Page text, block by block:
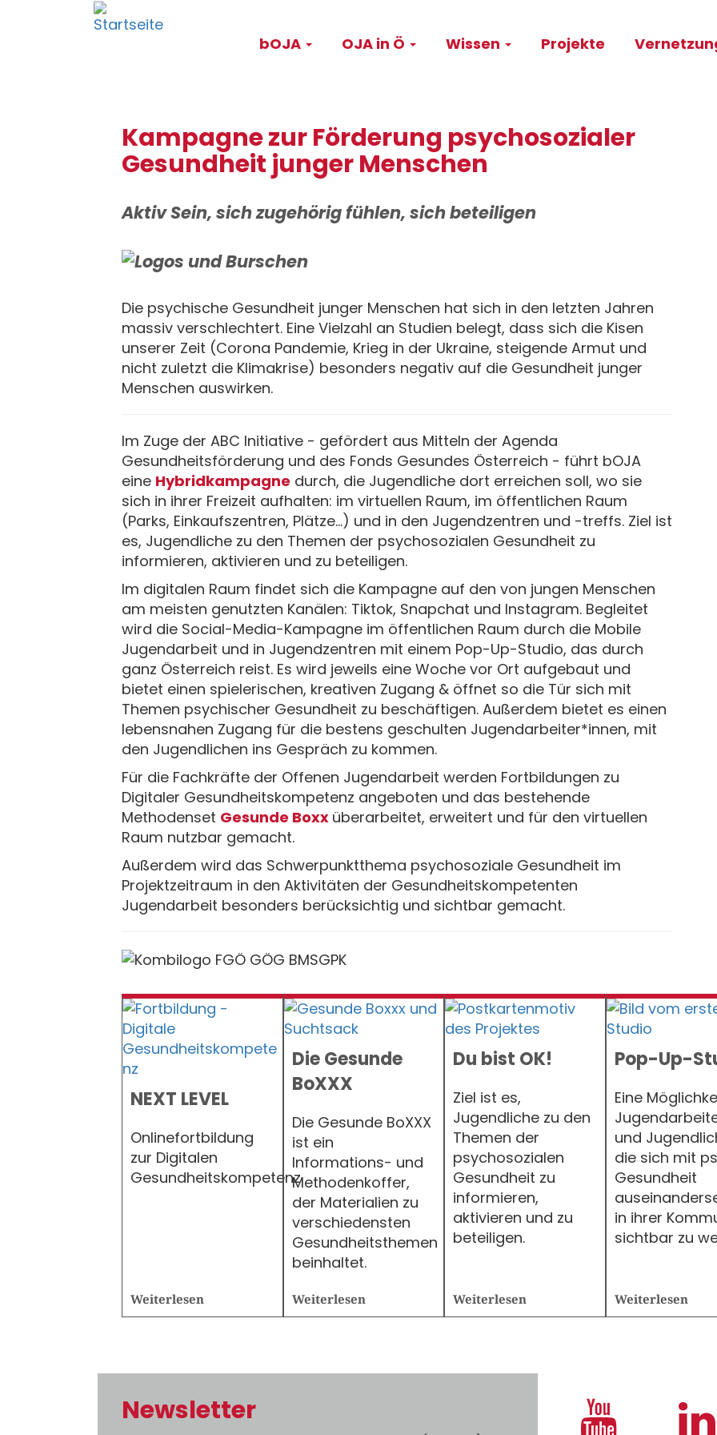
Main
bOJA OJA in Ö Wissen Projekte
Kampagne zur Förderung psychosozialer
Gesundheit junger Menschen
Aktiv Sein, sich zugehörig fühlen, sich beteiligen
Die psychische Gesundheit junger Menschen hat sich in den letzten Jahren
massiv verschlechtert. Eine Vielzahl an Studien belegt, dass sich die Kisen
unserer Zeit (Corona Pandemie, Krieg in der Ukraine, steigende Armut und
nicht zuletzt die Klimakrise) besonders negativ auf die Gesundheit junger
Menschen auswirken.
Im Zuge der ABC Initiative - gefördert aus Mitteln der Agenda
Gesundheitsförderung und des Fonds Gesundes Österreich - führt bOJA
eine Hybridkampagne durch, die Jugendliche dort erreichen soll, wo sie
sich in ihrer Freizeit aufhalten: im virtuellen Raum, im öffentlichen Raum
(Parks, Einkaufszentren, Plätze...) und in den Jugendzentren und -treffs. Ziel ist
es, Jugendliche zu den Themen der psychosozialen Gesundheit zu
informieren, aktivieren und zu beteiligen.
Im digitalen Raum findet sich die Kampagne auf den von jungen Menschen
am meisten genutzten Kanälen: Tiktok, Snapchat und Instagram. Begleitet
wird die Social-Media-Kampagne im öffentlichen Raum durch die Mobile
Jugendarbeit und in Jugendzentren mit einem Pop-Up-Studio, das durch
ganz Österreich reist. Es wird jeweils eine Woche vor Ort aufgebaut und
bietet einen spielerischen, kreativen Zugang & öffnet so die Tür sich mit
Themen psychischer Gesundheit zu beschäftigen. Außerdem bietet es einen
lebensnahen Zugang für die bestens geschulten Jugendarbeiter*innen, mit
den Jugendlichen ins Gespräch zu kommen.
Für die Fachkräfte der Offenen Jugendarbeit werden Fortbildungen zu
Digitaler Gesundheitskompetenz angeboten und das bestehende
Methodenset Gesunde Boxx überarbeitet, erweitert und für den virtuellen
Raum nutzbar gemacht.
Außerdem wird das Schwerpunktthema psychosoziale Gesundheit im
Projektzeitraum in den Aktivitäten der Gesundheitskompetenten
Jugendarbeit besonders berücksichtig und sichtbar gemacht.
NEXT LEVEL
Onlinefortbildung
zur Digitalen
Gesundheitskompetenz
Weiterlesen
Die Gesunde
BoXXX
Die Gesunde BoXXX
ist ein
Informations- und
Methodenkoffer,
der Materialien zu
verschiedensten
Gesundheitsthemen
beinhaltet.
Weiterlesen
Du bist OK!
Ziel ist es,
Jugendliche zu den
Themen der
psychosozialen
Gesundheit zu
informieren,
aktivieren und zu
beteiligen.
Weiterlesen
Pop-Up-
Eine
und
die sich mit
Gesundheit
in ihrer
sichtbar zu
Weiterlesen
Newsletter